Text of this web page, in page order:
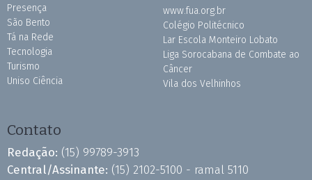
Presença
São Bento
Tá na Rede
Tecnologia
Turismo
Uniso Ciência
www.fua.org.br
Colégio Politécnico
Lar Escola Monteiro Lobato
Liga Sorocabana de Combate ao
Câncer
Vila dos Velhinhos
Contato
Redação: (15) 99789-3913
Central/Assinante: (15) 2102-5100 - ramal 5110